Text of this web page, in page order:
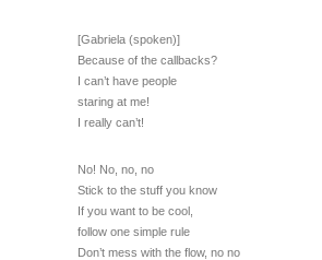
[Gabriela (spoken)]
Because of the callbacks?
I can’t have people
staring at me!
I really can’t!
No! No, no, no
Stick to the stuff you know
If you want to be cool,
follow one simple rule
Don’t mess with the flow, no no